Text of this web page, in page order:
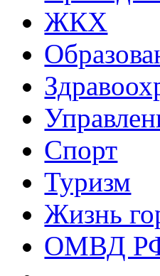
ЖКХ
Спорт
Туризм
Жизнь
ОМВД РФ